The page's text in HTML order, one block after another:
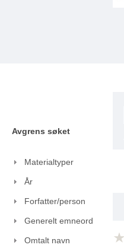
Avgrens søket
Materialtyper
År
Forfatter/person
Generelt emneord
Omtalt navn